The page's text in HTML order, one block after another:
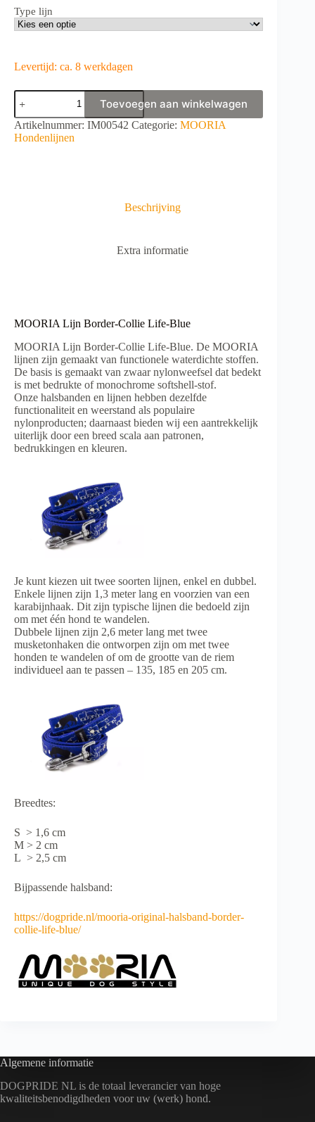
Type lijn
Levertijd: ca. 8 werkdagen
MOORIA
Lijn
Border-
Collie
Life-
Toevoegen aan winkelwagen
A
l
Artikelnummer: IM00542 Categorie: MOORIA
Hondenlijnen
Beschrijving
Extra informatie
MOORIA Lijn Border-Collie Life-Blue
MOORIA Lijn Border-Collie Life-Blue. De MOORIA
lijnen zijn gemaakt van functionele waterdichte stoffen.
De basis is gemaakt van zwaar nylonweefsel dat bedekt
is met bedrukte of monochrome softshell-stof.
Onze halsbanden en lijnen hebben dezelfde
functionaliteit en weerstand als populaire
nylonproducten; daarnaast bieden wij een aantrekkelijk
uiterlijk door een breed scala aan patronen,
bedrukkingen en kleuren.
Je kunt kiezen uit twee soorten lijnen, enkel en dubbel.
Enkele lijnen zijn 1,3 meter lang en voorzien van een
karabijnhaak. Dit zijn typische lijnen die bedoeld zijn
om met één hond te wandelen.
Dubbele lijnen zijn 2,6 meter lang met twee
musketonhaken die ontworpen zijn om met twee
honden te wandelen of om de grootte van de riem
individueel aan te passen – 135, 185 en 205 cm.
Breedtes:
S > 1,6 cm
M > 2 cm
L > 2,5 cm
Bijpassende halsband:
https://dogpride.nl/mooria-original-halsband-border-
collie-life-blue/
Algemene informatie
DOGPRIDE NL is de totaal leverancier van hoge
kwaliteitsbenodigdheden voor uw (werk) hond.